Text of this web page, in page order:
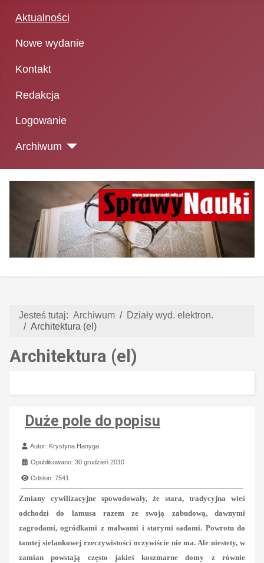
Aktualności
Nowe wydanie
Kontakt
Redakcja
Logowanie
Archiwum
Jesteś tutaj: Archiwum
Działy wyd. elektron.
Architektura (el)
Architektura (el)
Duże pole do popisu
Szczegóły
Autor: Krystyna Hanyga
Opublikowano: 30 grudzień 2010
Odsłon: 7541
Zmiany cywilizacyjne spowodowały, że stara, tradycyjna wieś
odchodzi do lamusa razem ze swoją zabudową, dawnymi
zagrodami, ogródkami z malwami i starymi sadami. Powrotu do
tamtej sielankowej rzeczywistości oczywiście nie ma. Ale niestety, w
zamian powstają często jakieś koszmarne domy z równie